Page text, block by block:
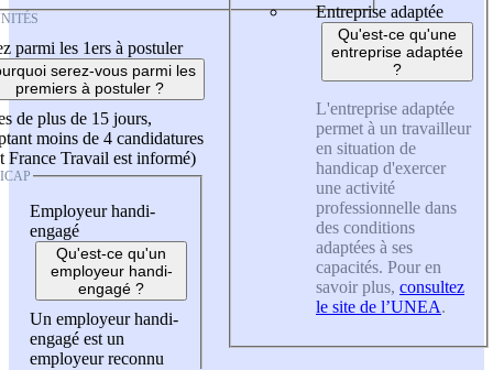
parmi les 1ers à postuler
serez-vous parmi les
premiers à postuler ?
de plus de 15 jours,
moins de 4 candidatures
France Travail est informé)
Employeur handi-
engagé
Qu'est-ce qu'un
employeur handi-
engagé ?
Un employeur handi-
engagé est un
employeur reconnu
Entreprise adaptée
Qu'est-ce qu'une
entreprise adaptée
?
L'entreprise adaptée
permet à un travailleur
en situation de
handicap d'exercer
une activité
professionnelle dans
des conditions
adaptées à ses
capacités. Pour en
savoir plus, consultez
le site de l’UNEA.